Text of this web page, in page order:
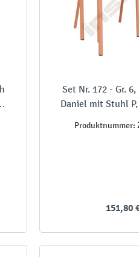
Set Nr. 172 - Gr.
Daniel mit Stuhl P,
Produktnummer:
151,80